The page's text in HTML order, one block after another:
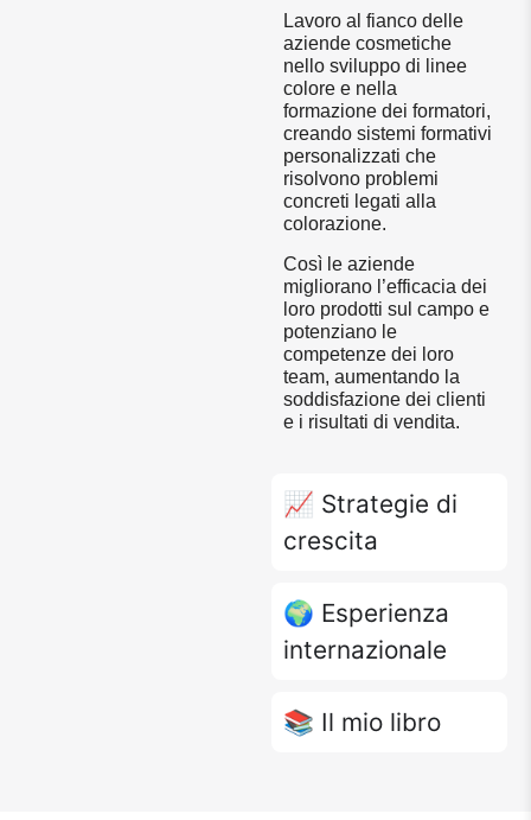
Lavoro al fianco delle
aziende cosmetiche
nello sviluppo di linee
colore e nella
formazione dei formatori,
creando sistemi formativi
personalizzati che
risolvono problemi
concreti legati alla
colorazione.
Così le aziende
migliorano l’efficacia dei
loro prodotti sul campo e
potenziano le
competenze dei loro
team, aumentando la
soddisfazione dei clienti
e i risultati di vendita.
📈 Strategie di
crescita
🌍 Esperienza
internazionale
📚 Il mio libro